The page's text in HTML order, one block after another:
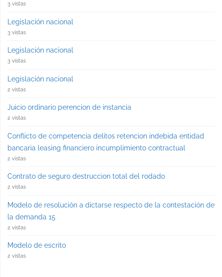
3 vistas
Legislación nacional
3 vistas
Legislación nacional
3 vistas
Legislación nacional
2 vistas
Juicio ordinario perencion de instancia
2 vistas
Conflicto de competencia delitos retencion indebida entidad
bancaria leasing financiero incumplimiento contractual
2 vistas
Contrato de seguro destruccion total del rodado
2 vistas
Modelo de resolución a dictarse respecto de la contestación de
la demanda 15
2 vistas
Modelo de escrito
2 vistas